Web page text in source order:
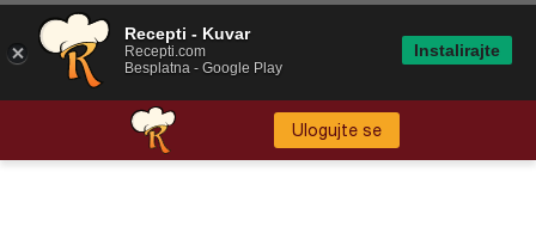
Ulogujte se
Recepti - Kuvar
Recepti.com
Besplatna - Google Play
Instalirajte